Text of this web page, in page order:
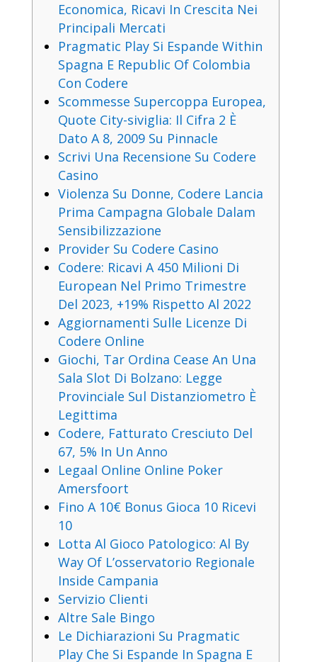
Economica, Ricavi In Crescita Nei
Principali Mercati
Pragmatic Play Si Espande Within
Spagna E Republic Of Colombia
Con Codere
Scommesse Supercoppa Europea,
Quote City-siviglia: Il Cifra 2 È
Dato A 8, 2009 Su Pinnacle
Scrivi Una Recensione Su Codere
Casino
Violenza Su Donne, Codere Lancia
Prima Campagna Globale Dalam
Sensibilizzazione
Provider Su Codere Casino
Codere: Ricavi A 450 Milioni Di
European Nel Primo Trimestre
Del 2023, +19% Rispetto Al 2022
Aggiornamenti Sulle Licenze Di
Codere Online
Giochi, Tar Ordina Cease An Una
Sala Slot Di Bolzano: Legge
Provinciale Sul Distanziometro È
Legittima
Codere, Fatturato Cresciuto Del
67, 5% In Un Anno
Legaal Online Online Poker
Amersfoort
Fino A 10€ Bonus Gioca 10 Ricevi
10
Lotta Al Gioco Patologico: Al By
Way Of L’osservatorio Regionale
Inside Campania
Servizio Clienti
Altre Sale Bingo
Le Dichiarazioni Su Pragmatic
Play Che Si Espande In Spagna E